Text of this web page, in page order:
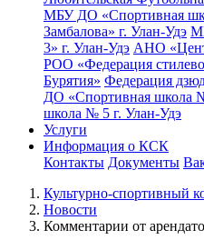
МБУ ДО «Спортивная
Замбалова» г. Улан-Удэ
3» г. Улан-Удэ АНО
РОО «Федерация
Бурятия» Федерация
ДО «Спортивная школа
школа № 5 г. Улан-Удэ
Услуги
Информация о КСК
Контакты Документы
Культурно-спортивный
Новости
Комментарии от